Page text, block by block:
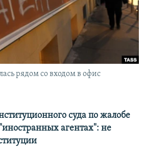
рядом со входом в офис
суда по жалобе
агентах": не